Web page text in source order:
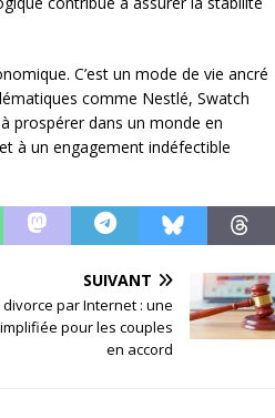
C’est un mode de vie ancré
comme Nestlé, Swatch
prospérer dans un monde en
à un engagement indéfectible
SUIVANT
divorce par Internet : une
pour les couples
en accord